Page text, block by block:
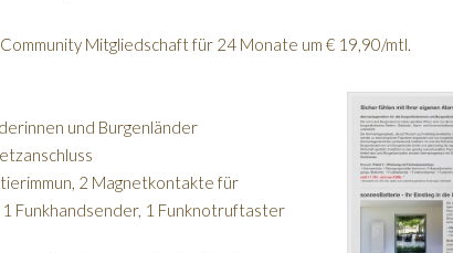
Mitgliedschaft für 24 Monate um € 19,90/mtl.
und Burgenländer
2 Magnetkontakte für
Funkhandsender, 1 Funknotruftaster